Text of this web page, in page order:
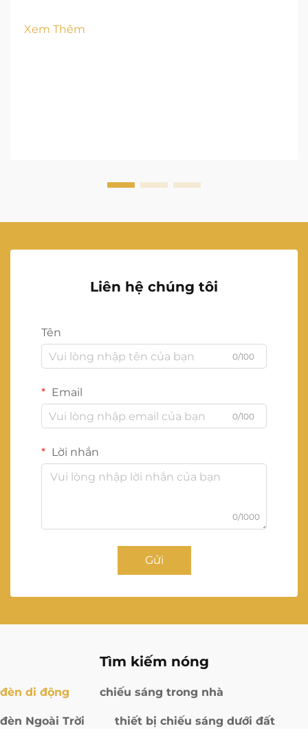
Xem Thêm
Liên hệ chúng tôi
Tên
0/100
Email
0/100
Lời nhắn
0/1000
Gửi
Tìm kiếm nóng
đèn di động chiếu sáng trong nhà
đèn Ngoài Trời thiết bị chiếu sáng dưới đất